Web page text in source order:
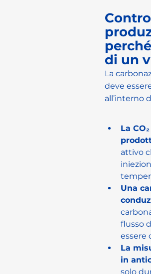
di un
La
deve
all’interno
La
attivo
Una
flusso
essere
La
in
solo